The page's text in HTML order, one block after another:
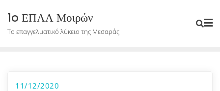
content
1o ΕΠΑΛ Μοιρών
Το επαγγελματικό λύκειο της Μεσαράς
11/12/2020